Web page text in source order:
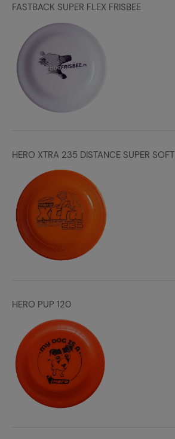
FASTBACK SUPER FLEX FRISBEE
HERO XTRA 235 DISTANCE SUPER SOFT
HERO PUP 120